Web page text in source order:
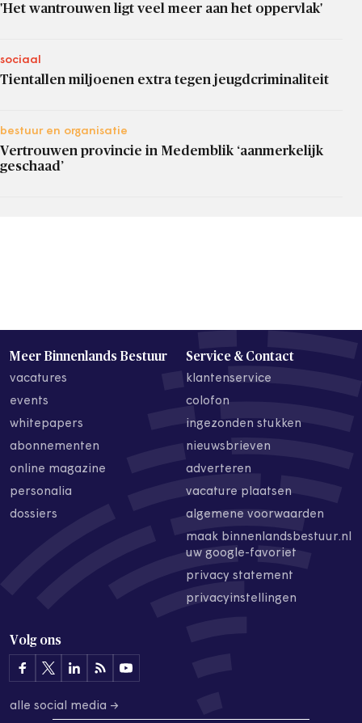
'Het wantrouwen ligt veel meer aan het oppervlak'
sociaal
Tientallen miljoenen extra tegen jeugdcriminaliteit
bestuur en organisatie
Vertrouwen provincie in Medemblik ‘aanmerkelijk
geschaad’
Meer Binnenlands Bestuur
vacatures
events
whitepapers
abonnementen
online magazine
personalia
dossiers
Service & Contact
klantenservice
colofon
ingezonden stukken
nieuwsbrieven
adverteren
vacature plaatsen
algemene voorwaarden
maak binnenlandsbestuur.nl
uw google-favoriet
privacy statement
privacyinstellingen
Volg ons
alle social media →